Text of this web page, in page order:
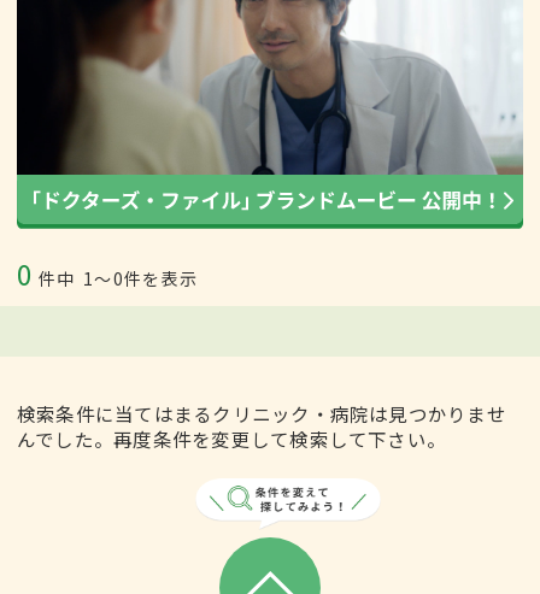
0 件中 1〜0件を表示
検索条件に当てはまるクリニック・病院は見つかりませ
んでした。再度条件を変更して検索して下さい。